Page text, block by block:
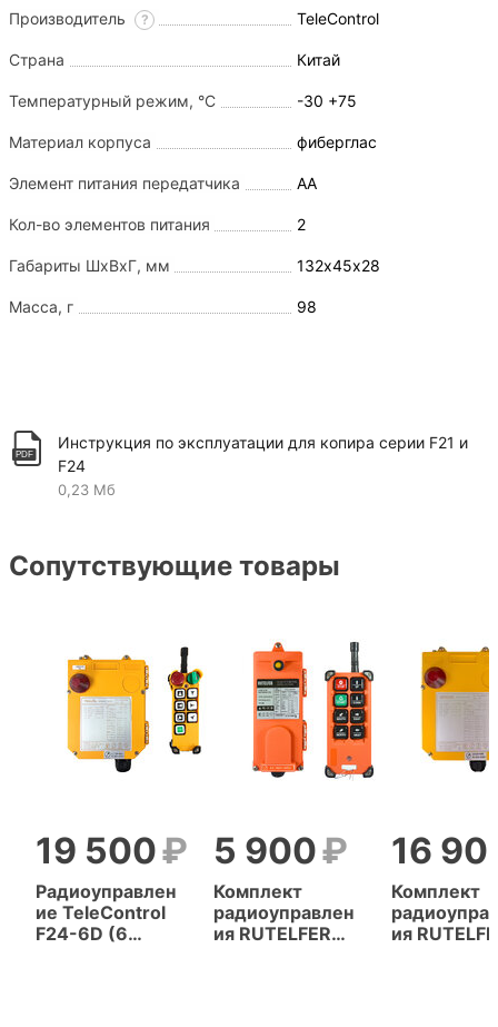
Производитель ? TeleControl
Страна Китай
Температурный режим, °С -30 +75
Материал корпуса фиберглас
Элемент питания передатчика АА
Кол-во элементов питания 2
Габариты ШхВхГ, мм 132х45х28
Масса, г 98
Инструкция по эксплуатации для копира серии F21 и
F24
0,23 Мб
Сопутствующие товары
Радиоуправлен
ие TeleControl
F24-6D (6
19 500
Комплект
радиоуправлен
ия RUTELFER
5 900
Комплект
ия
16